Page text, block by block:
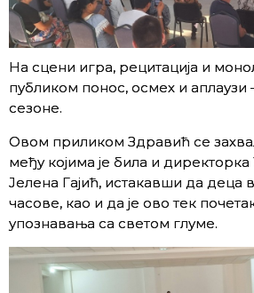
На сцени игра, рецитација и
публиком понос, осмех и аплаузи
сезоне.
Овом приликом Здравић се
међу којима је била и
Јелена Гајић, истакавши да деца
часове, као и да је ово тек
упознавања са светом глуме.